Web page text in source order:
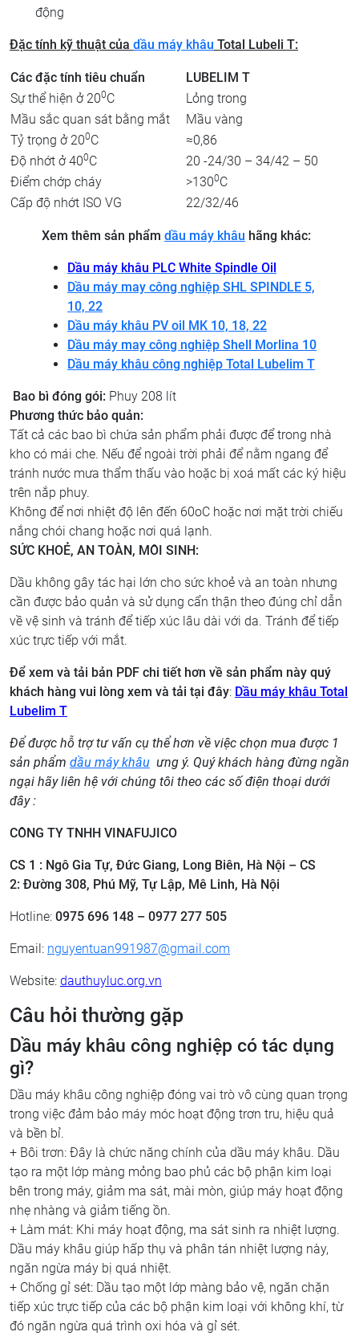
động
Đặc tính kỹ thuật của dầu máy khâu Total Lubeli T:
Các đặc tính tiêu chuẩn
LUBELIM T
Sự thể hiện ở 200C
Lỏng trong
Mầu sắc quan sát bằng mắt
Mầu vàng
Tỷ trọng ở 200C
≈0,86
Độ nhớt ở 400C
20 -24/30 – 34/42 – 50
Điểm chớp cháy
>1300C
Cấp độ nhớt ISO VG
22/32/46
Xem thêm sản phẩm dầu máy khâu hãng khác:
Dầu máy khâu PLC White Spindle Oil
Dầu máy may công nghiệp SHL SPINDLE 5,
10, 22
Dầu máy khâu PV oil MK 10, 18, 22
Dầu máy may công nghiệp Shell Morlina 10
Dầu máy khâu công nghiệp Total Lubelim T
Bao bì đóng gói: Phuy 208 lít
Phương thức bảo quản:
Tất cả các bao bì chứa sản phẩm phải được để trong nhà
kho có mái che. Nếu để ngoài trời phải để nằm ngang để
tránh nước mưa thẩm thấu vào hoặc bị xoá mất các ký hiệu
trên nắp phuy.
Không để nơi nhiệt độ lên đến 60oC hoặc nơi mặt trời chiếu
nắng chói chang hoặc nơi quá lạnh.
SỨC KHOẺ, AN TOÀN, MÔI SINH:
Dầu không gây tác hại lớn cho sức khoẻ và an toàn nhưng
cần được bảo quản và sử dụng cẩn thận theo đúng chỉ dẫn
về vệ sinh và tránh để tiếp xúc lâu dài với da. Tránh để tiếp
xúc trực tiếp với mắt.
Để xem và tải bản PDF chi tiết hơn về sản phẩm này quý
khách hàng vui lòng xem và tải tại đây: Dầu máy khâu Total
Lubelim T
Để được hỗ trợ tư vấn cụ thể hơn về việc chọn mua được 1
sản phẩm dầu máy khâu ưng ý. Quý khách hàng đừng ngần
ngại hãy liên hệ với chúng tôi theo các số điện thoại dưới
đây :
CÔNG TY TNHH VINAFUJICO
CS 1 : Ngô Gia Tự, Đức Giang, Long Biên, Hà Nội – CS
2: Đường 308, Phú Mỹ, Tự Lập, Mê Linh, Hà Nội
Hotline: 0975 696 148 – 0977 277 505
Email: nguyentuan991987@gmail.com
Website: dauthuyluc.org.vn
Câu hỏi thường gặp
Dầu máy khâu công nghiệp có tác dụng
gì?
Dầu máy khâu công nghiệp đóng vai trò vô cùng quan trọng
trong việc đảm bảo máy móc hoạt động trơn tru, hiệu quả
và bền bỉ.
+ Bôi trơn: Đây là chức năng chính của dầu máy khâu. Dầu
tạo ra một lớp màng mỏng bao phủ các bộ phận kim loại
bên trong máy, giảm ma sát, mài mòn, giúp máy hoạt động
nhẹ nhàng và giảm tiếng ồn.
+ Làm mát: Khi máy hoạt động, ma sát sinh ra nhiệt lượng.
Dầu máy khâu giúp hấp thụ và phân tán nhiệt lượng này,
ngăn ngừa máy bị quá nhiệt.
+ Chống gỉ sét: Dầu tạo một lớp màng bảo vệ, ngăn chặn
tiếp xúc trực tiếp của các bộ phận kim loại với không khí, từ
đó ngăn ngừa quá trình oxi hóa và gỉ sét.